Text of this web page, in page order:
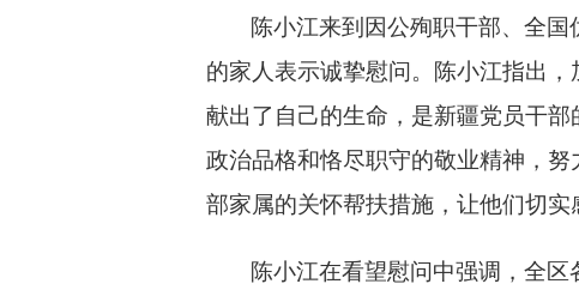
陈小江来到因公殉职干部、全
的家人表示诚挚慰问。陈小江指出
献出了自己的生命，是新疆党员干
政治品格和恪尽职守的敬业精神，
部家属的关怀帮扶措施，让他们切实
陈小江在看望慰问中强调，全